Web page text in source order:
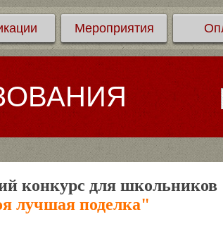
Мероприятия
конкурс для школьников
лучшая поделка"